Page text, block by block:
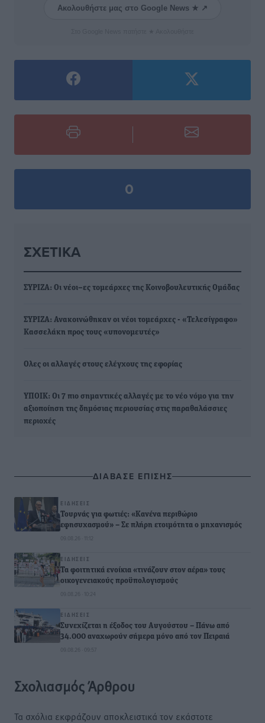
Ακολουθήστε μας στο Google News ★ ↗
0
ΣΧΕΤΙΚΆ
ΣΥΡΙΖΑ: Οι νέοι–ες τομεάρχες της Κοινοβουλευτικής Ομάδας
ΣΥΡΙΖΑ: Ανακοινώθηκαν οι νέοι τομεάρχες - «Τελεσίγραφο»
Κασσελάκη προς τους «υπονομευτές»
Ολες οι αλλαγές στους ελέγχους της εφορίας
ΥΠΟΙΚ: Οι 7 πιο σημαντικές αλλαγές με το νέο νόμο για την
αξιοποίηση της δημόσιας περιουσίας στις παραθαλάσσιες
περιοχές
ΔΙΑΒΑΣΕ ΕΠΙΣΗΣ
ΕΙΔΉΣΕΙΣ
Τουρνάς για φωτιές: «Κανένα περιθώριο
εφησυχασμού» – Σε πλήρη ετοιμότητα ο μηχανισμός
09.08.26 · 11:12
ΕΙΔΉΣΕΙΣ
Τα φοιτητικά ενοίκια «τινάζουν στον αέρα» τους
οικογενειακούς προϋπολογισμούς
09.08.26 · 10:24
ΕΙΔΉΣΕΙΣ
Συνεχίζεται η έξοδος του Αυγούστου – Πάνω από
34.000 αναχωρούν σήμερα μόνο από τον Πειραιά
09.08.26 · 09:57
Σχολιασμός Άρθρου
Τα σχόλια εκφράζουν αποκλειστικά τον εκάστοτε